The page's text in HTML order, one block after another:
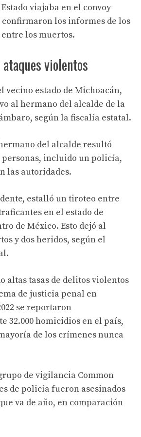
viajaba en el convoy
confirmaron los informes de los
los muertos.
ataques violentos
vecino estado de Michoacán,
al hermano del alcalde de la
según la fiscalía estatal.
del alcalde resultó
personas, incluido un policía,
las autoridades.
estalló un tiroteo entre
en el estado de
de México. Esto dejó al
y dos heridos, según el
altas tasas de delitos violentos
de justicia penal en
se reportaron
32.000 homicidios en el país,
de los crímenes nunca
de vigilancia Common
de policía fueron asesinados
va de año, en comparación